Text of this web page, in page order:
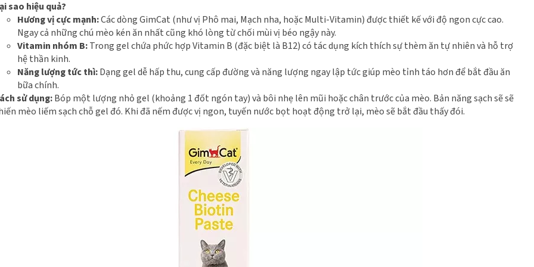
sao hiệu quả?
Hương vị cực mạnh:Các dòng GimCat (như vị Phô mai, Mạch nha, hoặc Multi-Vitamin) được thiết kế với độ ngon cực cao.
Ngay cả những chú mèo kén ăn nhất cũng khó lòng từ chối mùi vị béo ngậy này.
Vitamin nhóm B:Trong gel chứa phức hợp Vitamin B (đặc biệt là B12) có tác dụng kích thích sự thèm ăn tự nhiên và hỗ trợ
hệ thần kinh.
Năng lượng tức thì:Dạng gel dễ hấp thu, cung cấp đường và năng lượng ngay lập tức giúp mèo tỉnh táo hơn để bắt đầu ăn
bữa chính.
sử dụng:Bóp một lượng nhỏ gel (khoảng 1 đốt ngón tay) và bôi nhẹ lên mũi hoặc chân trước của mèo. Bản năng sạch sẽ sẽ
mèo liếm sạch chỗ gel đó. Khi đã nếm được vị ngon, tuyến nước bọt hoạt động trở lại, mèo sẽ bắt đầu thấy đói.